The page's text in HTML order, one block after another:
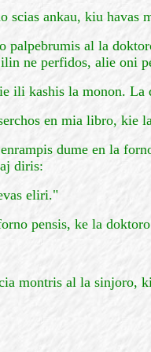
scias ankau, kiu havas
palpebrumis al la
ne perfidos, alie oni
ili kashis la monon. La
en mia libro, kie
dume en la
diris:
eliri."
pensis, ke la
montris al la sinjoro,